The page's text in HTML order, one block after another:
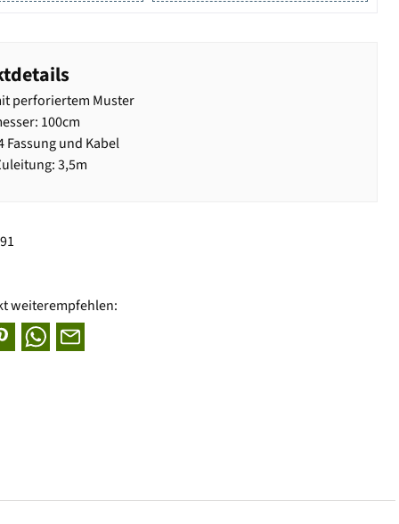
perforiertem Muster
100cm
Fassung und Kabel
3,5m
weiterempfehlen: